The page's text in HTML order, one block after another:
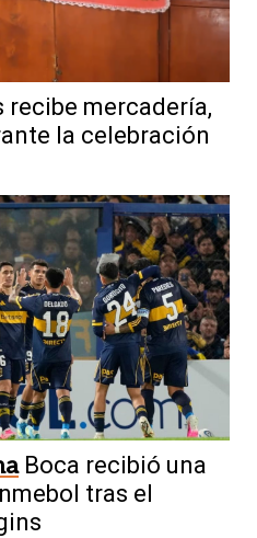
recibe mercadería,
la celebración
Boca recibió una
tras el